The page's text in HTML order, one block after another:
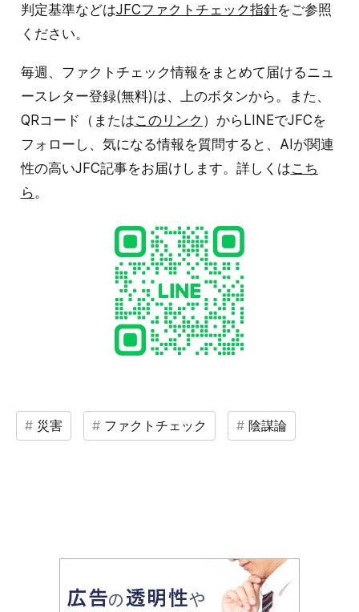
判定基準などはJFCファクトチェック指針をご参照
ください。
毎週、ファクトチェック情報をまとめて届けるニュ
ースレター登録(無料)は、上のボタンから。また、
QRコード（またはこのリンク ）からLINEでJFCを
フォローし、気になる情報を質問すると、AIが関連
性の高いJFC記事をお届けします。詳しくはこち
ら 。
災害 ファクトチェック 陰謀論